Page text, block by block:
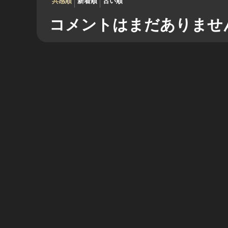
コメントはまだありませ